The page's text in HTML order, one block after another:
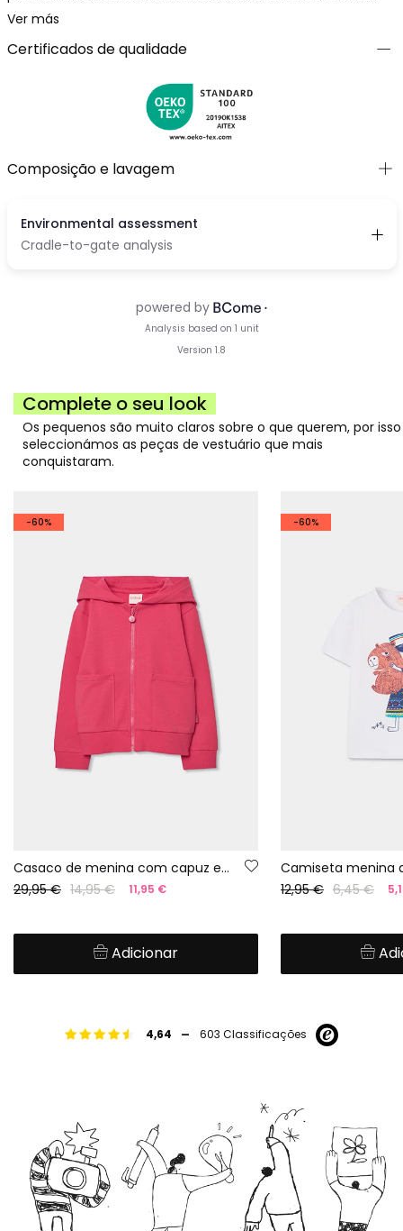
num tecido denim flexível, com uma composição de 80%
algodão e 20% poliéster, que proporciona conforto e um
ajuste agradável para o dia a dia. Uma peça versátil e prática,
perfeita para combinar com diferentes looks infantis.
Ver más
Certificados de qualidade
Composição e lavagem
Complete o seu look
Os pequenos são muito claros sobre o que querem, por isso
seleccionámos as peças de vestuário que mais
conquistaram.
-60%
Casaco de menina com capuz em vermelho
29,95 € 14,95 € 11,95 €
Adicionar
-60%
12,95 € 6,45 €
4,64 - 603 Classificações